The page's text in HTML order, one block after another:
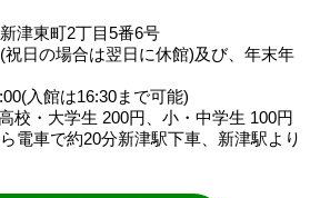
津東町2丁目5番6号
祝日の場合は翌日に休館)及び、年末年
入館は16:30まで可能)
校・大学生 200円、小・中学生 100円
電車で約20分新津駅下車、新津駅より